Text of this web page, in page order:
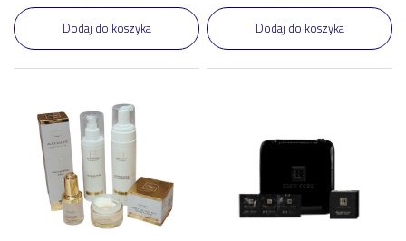
Dodaj do koszyka Dodaj do koszyka